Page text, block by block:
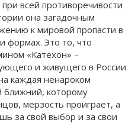
всей противоречивости
она загадочным
к мировой пропасти в
формах. Это то, что
«Катехон» –
и живущего в России
каждая ненароком
ближний, которому
мерзость проиграет, а
за свой выбор и за свои